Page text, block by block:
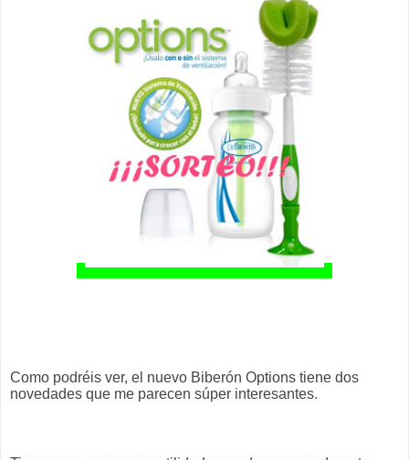
Como podréis ver, el nuevo Biberón Options tiene dos
novedades que me parecen súper interesantes.